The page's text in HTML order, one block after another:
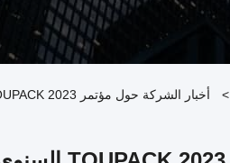
> أخبار الشركة حول مؤتمر TOUPACK 2023 السنوي اختتام ناجح!